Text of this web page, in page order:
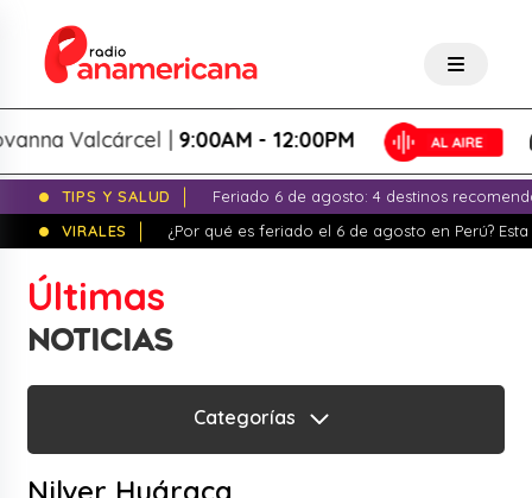
Valcárcel | 9:00AM - 12:00PM
TIPS Y SALUD
Feriado 6 de agosto: 4 destinos
VIRALES
¿Por qué es feriado el 6 de agosto en Perú?
Últimas
NOTICIAS
Categorías